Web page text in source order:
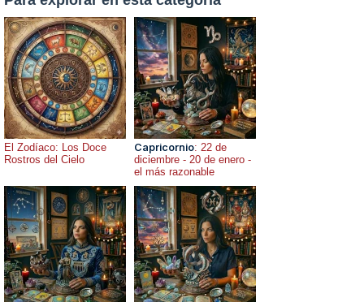
El Zodíaco: Los Doce
Rostros del Cielo
Capricornio: 22 de
diciembre - 20 de enero -
el más razonable